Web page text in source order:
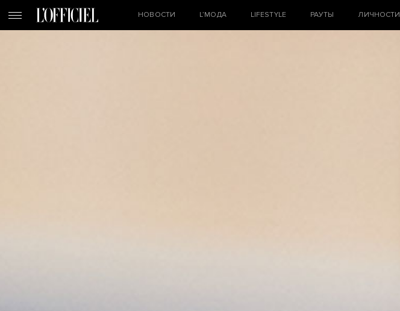
НОВОСТИ L’МОДА LIFESTYLE РАУТЫ ЛИЧНОСТИ